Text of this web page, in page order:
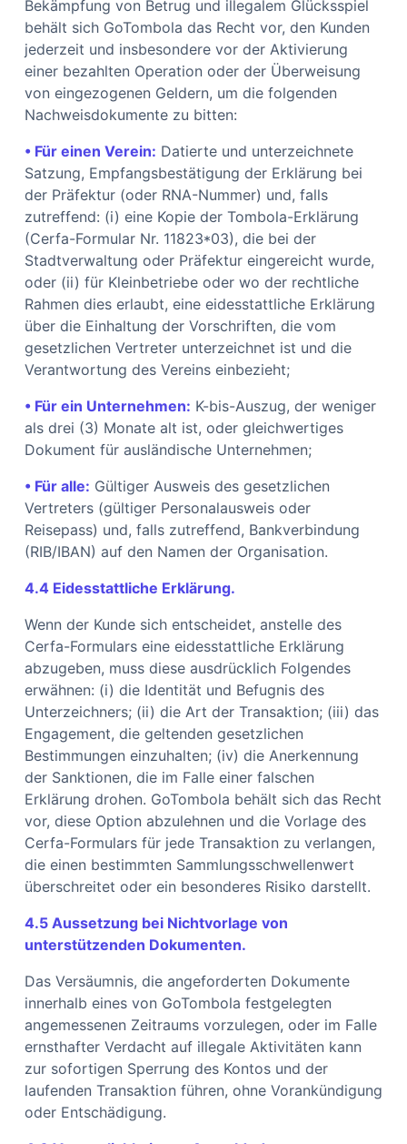
Bekämpfung von Betrug und illegalem Glücksspiel
behält sich GoTombola das Recht vor, den Kunden
jederzeit und insbesondere vor der Aktivierung
einer bezahlten Operation oder der Überweisung
von eingezogenen Geldern, um die folgenden
Nachweisdokumente zu bitten:
• Für einen Verein: Datierte und unterzeichnete
Satzung, Empfangsbestätigung der Erklärung bei
der Präfektur (oder RNA-Nummer) und, falls
zutreffend: (i) eine Kopie der Tombola-Erklärung
(Cerfa-Formular Nr. 11823*03), die bei der
Stadtverwaltung oder Präfektur eingereicht wurde,
oder (ii) für Kleinbetriebe oder wo der rechtliche
Rahmen dies erlaubt, eine eidesstattliche Erklärung
über die Einhaltung der Vorschriften, die vom
gesetzlichen Vertreter unterzeichnet ist und die
Verantwortung des Vereins einbezieht;
• Für ein Unternehmen: K-bis-Auszug, der weniger
als drei (3) Monate alt ist, oder gleichwertiges
Dokument für ausländische Unternehmen;
• Für alle: Gültiger Ausweis des gesetzlichen
Vertreters (gültiger Personalausweis oder
Reisepass) und, falls zutreffend, Bankverbindung
(RIB/IBAN) auf den Namen der Organisation.
4.4 Eidesstattliche Erklärung.
Wenn der Kunde sich entscheidet, anstelle des
Cerfa-Formulars eine eidesstattliche Erklärung
abzugeben, muss diese ausdrücklich Folgendes
erwähnen: (i) die Identität und Befugnis des
Unterzeichners; (ii) die Art der Transaktion; (iii) das
Engagement, die geltenden gesetzlichen
Bestimmungen einzuhalten; (iv) die Anerkennung
der Sanktionen, die im Falle einer falschen
Erklärung drohen. GoTombola behält sich das Recht
vor, diese Option abzulehnen und die Vorlage des
Cerfa-Formulars für jede Transaktion zu verlangen,
die einen bestimmten Sammlungsschwellenwert
überschreitet oder ein besonderes Risiko darstellt.
4.5 Aussetzung bei Nichtvorlage von
unterstützenden Dokumenten.
Das Versäumnis, die angeforderten Dokumente
innerhalb eines von GoTombola festgelegten
angemessenen Zeitraums vorzulegen, oder im Falle
ernsthafter Verdacht auf illegale Aktivitäten kann
zur sofortigen Sperrung des Kontos und der
laufenden Transaktion führen, ohne Vorankündigung
oder Entschädigung.